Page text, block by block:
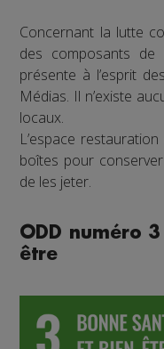
Concernant la lutte
des composants
présente à l’esprit
Médias. Il n’existe
locaux.
L’espace
boîtes pour
de les jeter.
ODD numéro
être